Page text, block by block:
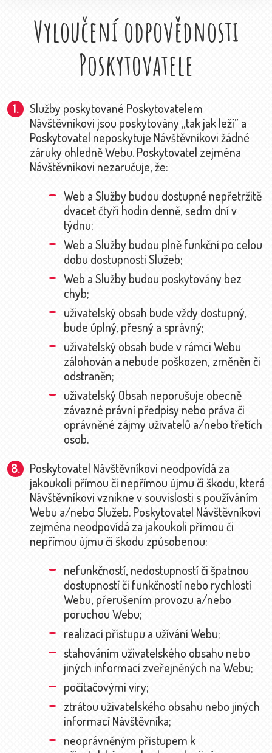
Vyloučení odpovědnosti
Poskytovatele
Služby poskytované Poskytovatelem
Návštěvníkovi jsou poskytovány „tak jak leží” a
Poskytovatel neposkytuje Návštěvníkovi žádné
záruky ohledně Webu. Poskytovatel zejména
Návštěvníkovi nezaručuje, že:
Web a Služby budou dostupné nepřetržitě
dvacet čtyři hodin denně, sedm dní v
týdnu;
Web a Služby budou plně funkční po celou
dobu dostupnosti Služeb;
Web a Služby budou poskytovány bez
chyb;
uživatelský obsah bude vždy dostupný,
bude úplný, přesný a správný;
uživatelský obsah bude v rámci Webu
zálohován a nebude poškozen, změněn či
odstraněn;
uživatelský Obsah neporušuje obecně
závazné právní předpisy nebo práva či
oprávněné zájmy uživatelů a/nebo třetích
osob.
Poskytovatel Návštěvníkovi neodpovídá za
jakoukoli přímou či nepřímou újmu či škodu, která
Návštěvníkovi vznikne v souvislosti s používáním
Webu a/nebo Služeb. Poskytovatel Návštěvníkovi
zejména neodpovídá za jakoukoli přímou či
nepřímou újmu či škodu způsobenou:
nefunkčností, nedostupností či špatnou
dostupností či funkčností nebo rychlostí
Webu, přerušením provozu a/nebo
poruchou Webu;
realizací přístupu a užívání Webu;
stahováním uživatelského obsahu nebo
jiných informací zveřejněných na Webu;
počítačovými viry;
ztrátou uživatelského obsahu nebo jiných
informací Návštěvníka;
neoprávněným přístupem k